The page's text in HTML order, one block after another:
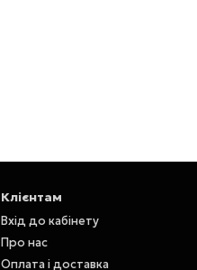
Клієнтам
Вхід до кабінету
Про нас
Оплата і доставка